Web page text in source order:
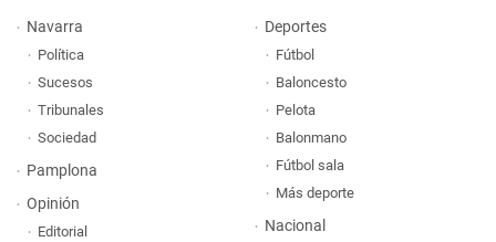
Navarra
Política
Sucesos
Tribunales
Sociedad
Pamplona
Opinión
Editorial
Deportes
Fútbol
Baloncesto
Pelota
Balonmano
Fútbol sala
Más deporte
Nacional